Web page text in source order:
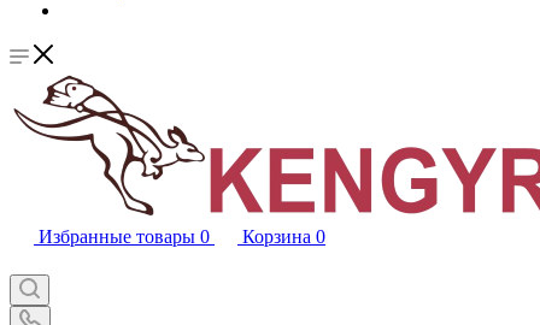
Избранные товары 0 Корзина 0